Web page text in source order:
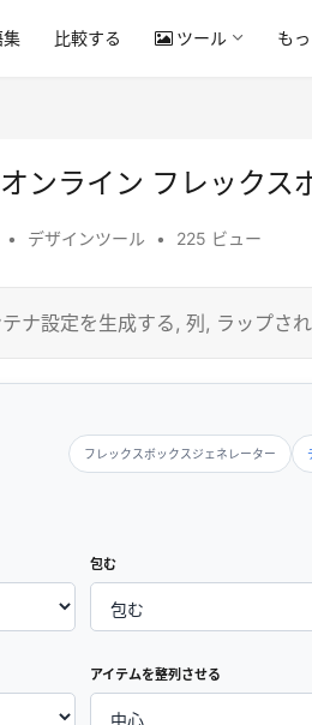
集 比較する ツール も
ンライン フレックス
• デザインツール • 225 ビュー
ナ設定を生成する, 列, ラップさ
フレックスボックスジェネレーター
包む
アイテムを整列させる